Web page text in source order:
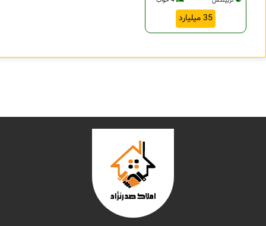
35 میلیارد